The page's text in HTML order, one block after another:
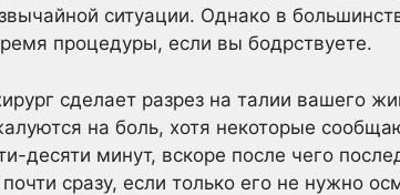
ситуации. Однако в
процедуры, если вы бодрствуете.
сделает разрез на талии вашего
на боль, хотя некоторые
десяти минут, вскоре после чего
сразу, если только его не нужно